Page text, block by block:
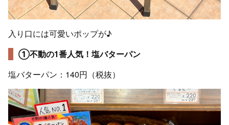
入り口には可愛いポップが♪
①不動の1番人気！塩バターパン
塩バターパン：140円（税抜）